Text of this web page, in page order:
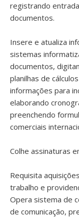
registrando
documentos.
Insere e atualiza
sistemas
documentos,
planilhas de
informações para
elaborando
preenchendo
comerciais
Colhe assinaturas
Requisita
trabalho e
Opera sistema de
de comunicação,